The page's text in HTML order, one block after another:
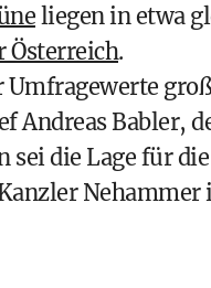
liegen in etwa
Österreich.
Umfragewerte
Andreas Babler,
die Lage für die